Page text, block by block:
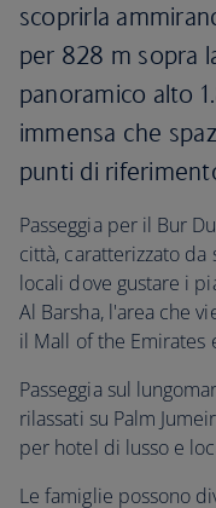
scoprirla
per 828 m sopra
panoramico alto
immensa che
punti di
Passeggia per il Bur
città, caratterizzato
locali dove gustare i
Al Barsha, l'area che
il Mall of the Emirates
Passeggia sul
rilassati su Palm
per hotel di lusso e
Le famiglie possono